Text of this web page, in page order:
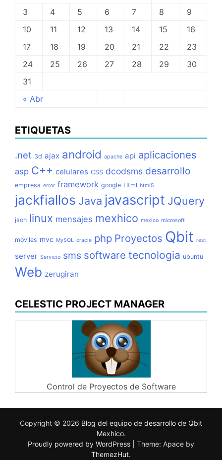
« Abr
3
4 5 6 7 8
9
10
11 12 13 14 15
16
17
18 19 20 21 22
23
24
25 26 27 28 29
30
31
ETIQUETAS
.net 3d ajax android apache api aplicaciones
asp C++ celulares CSS dcodsms desarrollo
empresa error framework google Html html5
jackfiallos Java javascript JQuery
json linux mensajes mexhico mexico microsoft
moviles mvc MySQL oracle php Proyectos Qbit rest
server Servicio sms software tecnologia ubuntu
Web zerugiran
CELESTIC PROJECT MANAGER
Control de Proyectos de Software
Copyright © 2026 Blog del equipo de desarrollo de Qbit
Mexhico.
Proudly powered by WordPress
Theme: Apace by
ThemezHut.